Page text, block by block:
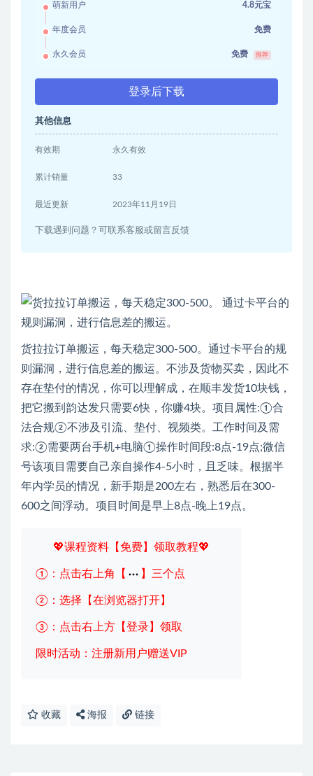
萌新用户 4.8元宝
年度会员 免费
永久会员 免费 推荐
登录后下载
其他信息
有效期 永久有效
累计销量 33
最近更新 2023年11月19日
下载遇到问题？可联系客服或留言反馈
货拉拉订单搬运，每天稳定300-500。通过卡平台的规
则漏洞，进行信息差的搬运。不涉及货物买卖，因此不
存在垫付的情况，你可以理解成，在顺丰发货10块钱，
把它搬到韵达发只需要6快，你赚4块。项目属性:①合
法合规②不涉及引流、垫付、视频类。工作时间及需
求:②需要两台手机+电脑①操作时间段:8点-19点;微信
号该项目需要自己亲自操作4-5小时，且乏味。根据半
年内学员的情况，新手期是200左右，熟悉后在300-
600之间浮动。项目时间是早上8点-晚上19点。
💖课程资料【免费】领取教程💖
①：点击右上角【 】三个点
②：选择【在浏览器打开】
③：点击右上方【登录】领取
限时活动：注册新用户赠送VIP
收藏 海报 链接